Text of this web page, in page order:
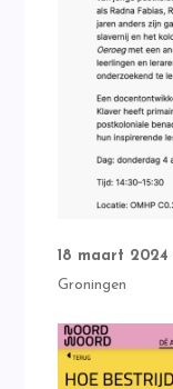
18 maart 2024
Groningen